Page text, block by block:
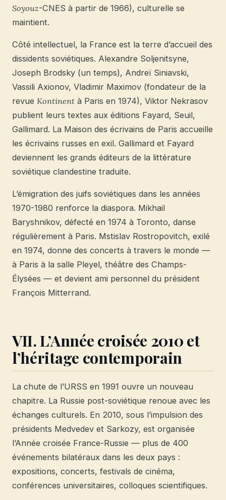
Soyouz-CNES à partir de 1966), culturelle se
maintient.
Côté intellectuel, la France est la terre d’accueil des
dissidents soviétiques. Alexandre Soljenitsyne,
Joseph Brodsky (un temps), Andreï Siniavski,
Vassili Axionov, Vladimir Maximov (fondateur de la
revue Kontinent à Paris en 1974), Viktor Nekrasov
publient leurs textes aux éditions Fayard, Seuil,
Gallimard. La Maison des écrivains de Paris accueille
les écrivains russes en exil. Gallimard et Fayard
deviennent les grands éditeurs de la littérature
soviétique clandestine traduite.
L’émigration des juifs soviétiques dans les années
1970-1980 renforce la diaspora. Mikhail
Baryshnikov, défecté en 1974 à Toronto, danse
régulièrement à Paris. Mstislav Rostropovitch, exilé
en 1974, donne des concerts à travers le monde —
à Paris à la salle Pleyel, théâtre des Champs-
Élysées — et devient ami personnel du président
François Mitterrand.
VII. L’Année croisée 2010 et
l’héritage contemporain
La chute de l’URSS en 1991 ouvre un nouveau
chapitre. La Russie post-soviétique renoue avec les
échanges culturels. En 2010, sous l’impulsion des
présidents Medvedev et Sarkozy, est organisée
l’Année croisée France-Russie — plus de 400
événements bilatéraux dans les deux pays :
expositions, concerts, festivals de cinéma,
conférences universitaires, colloques scientifiques.